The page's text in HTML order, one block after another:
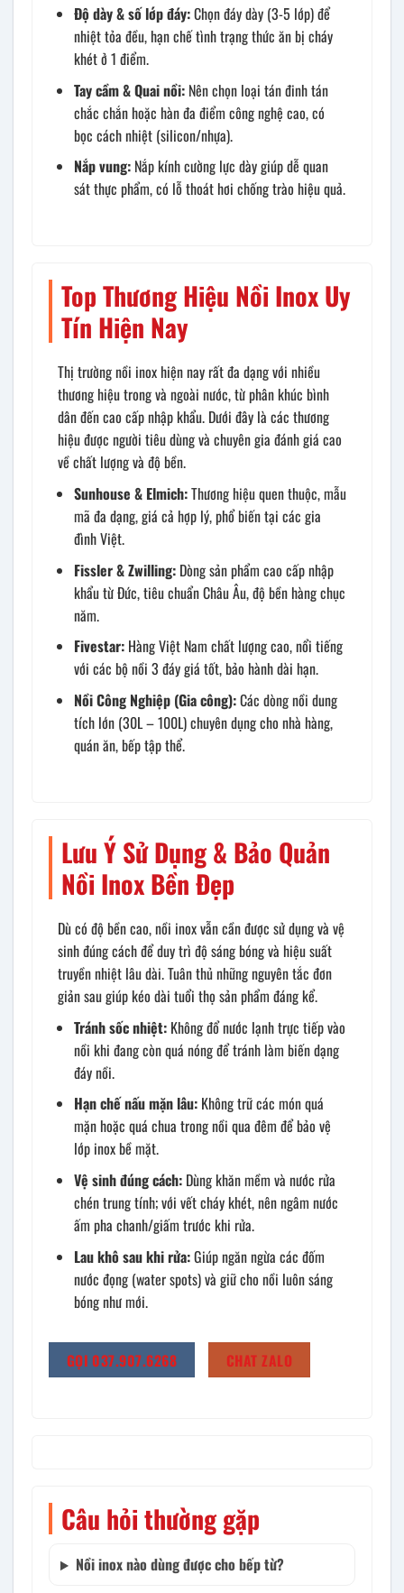
Độ dày & số lớp đáy:Chọn đáy dày (3-5 lớp) để
nhiệt tỏa đều, hạn chế tình trạng thức ăn bị cháy
khét ở 1 điểm.
Tay cầm & Quai nồi: Nên chọn loại tán đinh tán
chắc chắn hoặc hàn đa điểm công nghệ cao, có
bọc cách nhiệt (silicon/nhựa).
Nắp vung: Nắp kính cường lực dày giúp dễ quan
sát thực phẩm, có lỗ thoát hơi chống trào hiệu quả.
Top Thương Hiệu Nồi Inox Uy
Tín Hiện Nay
Thị trường nồi inox hiện nay rất đa dạng với nhiều
thương hiệu trong và ngoài nước, từ phân khúc bình
dân đến cao cấp nhập khẩu. Dưới đây là các thương
hiệu được người tiêu dùng và chuyên gia đánh giá cao
về chất lượng và độ bền.
Sunhouse & Elmich:Thương hiệu quen thuộc, mẫu
mã đa dạng, giá cả hợp lý, phổ biến tại các gia
đình Việt.
Fissler & Zwilling: Dòng sản phẩm cao cấp nhập
khẩu từ Đức, tiêu chuẩn Châu Âu, độ bền hàng chục
năm.
Fivestar: Hàng Việt Nam chất lượng cao, nổi tiếng
với các bộ nồi 3 đáy giá tốt, bảo hành dài hạn.
Nồi Công Nghiệp (Gia công):Các dòng nồi dung
tích lớn (30L – 100L) chuyên dụng cho nhà hàng,
quán ăn, bếp tập thể.
Lưu Ý Sử Dụng & Bảo Quản
Nồi Inox Bền Đẹp
Dù có độ bền cao, nồi inox vẫn cần được sử dụng và vệ
sinh đúng cách để duy trì độ sáng bóng và hiệu suất
truyền nhiệt lâu dài. Tuân thủ những nguyên tắc đơn
giản sau giúp kéo dài tuổi thọ sản phẩm đáng kể.
Tránh sốc nhiệt: Không đổ nước lạnh trực tiếp vào
nồi khi đang còn quá nóng để tránh làm biến dạng
đáy nồi.
Hạn chế nấu mặn lâu: Không trữ các món quá
mặn hoặc quá chua trong nồi qua đêm để bảo vệ
lớp inox bề mặt.
Vệ sinh đúng cách: Dùng khăn mềm và nước rửa
chén trung tính; với vết cháy khét, nên ngâm nước
ấm pha chanh/giấm trước khi rửa.
Lau khô sau khi rửa:Giúp ngăn ngừa các đốm
nước đọng (water spots) và giữ cho nồi luôn sáng
bóng như mới.
GỌI 037.907.6268 CHAT ZALO
Câu hỏi thường gặp
Nồi inox nào dùng được cho bếp từ?